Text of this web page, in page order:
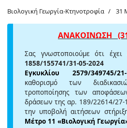
Βιολογική Γεωργία-Κτηνοτροφία 31
ΑΝΑΚΟΙΝΩΣΗ
Σας γνωστοποιούμε ότι
1858/155741/31-05-2024
Εγκυκλίου 2579/349745/21-
καθορισμό των
τροποποίησης των
δράσεων της αρ. 189/22614/27-
την υποβολή αιτήσεων
Μέτρο 11 «Βιολογική